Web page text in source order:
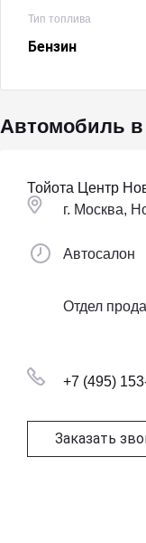
Тип топлива
Бензин
Автомобиль
Тойота Центр
г. Москва,
Автосалон
Отдел
+7 (495)
Заказать